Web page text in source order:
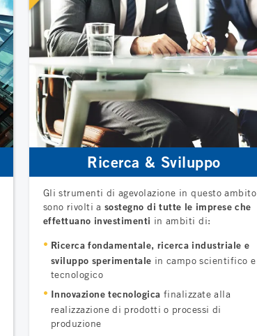
Ricerca & Sviluppo
Gli strumenti di agevolazione in questo ambito
sono rivolti a sostegno di tutte le imprese che
effettuano investimenti in ambiti di:
Ricerca fondamentale, ricerca industriale e
sviluppo sperimentale in campo scientifico e
tecnologico
Innovazione tecnologica finalizzate alla
realizzazione di prodotti o processi di
produzione